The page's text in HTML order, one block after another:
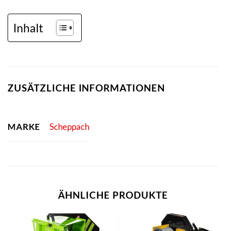
Inhalt
ZUSÄTZLICHE INFORMATIONEN
MARKE Scheppach
ÄHNLICHE PRODUKTE